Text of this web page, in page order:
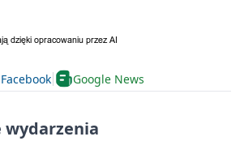
Facebook Google News
wydarzenia